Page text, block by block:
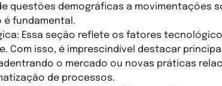
questões demográficas a movimentações
é fundamental.
Essa seção reflete os fatores
Com isso, é imprescindível destacar
o mercado ou novas práticas
de processos.